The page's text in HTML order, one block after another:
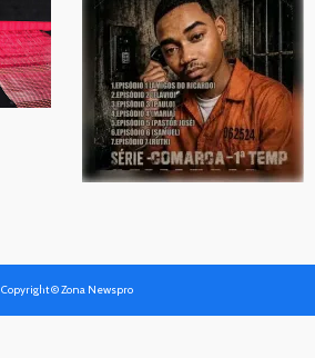
Copyright © Zona Newspro